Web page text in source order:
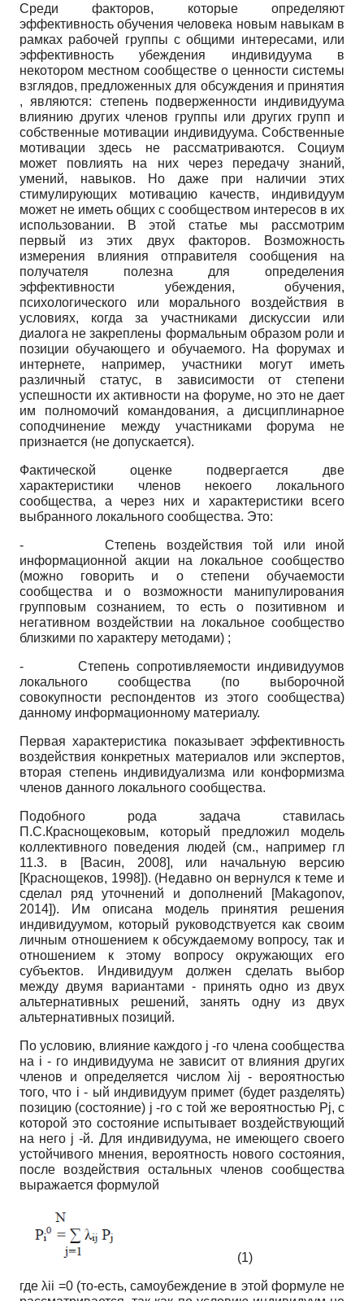
Среди факторов, которые определяют
эффективность обучения человека новым навыкам в
рамках рабочей группы с общими интересами, или
эффективность убеждения индивидуума в
некотором местном сообществе о ценности системы
взглядов, предложенных для обсуждения и принятия
, являются: степень подверженности индивидуума
влиянию других членов группы или других групп и
собственные мотивации индивидуума. Собственные
мотивации здесь не рассматриваются. Социум
может повлиять на них через передачу знаний,
умений, навыков. Но даже при наличии этих
стимулирующих мотивацию качеств, индивидуум
может не иметь общих с сообществом интересов в их
использовании. В этой статье мы рассмотрим
первый из этих двух факторов. Возможность
измерения влияния отправителя сообщения на
получателя полезна для определения
эффективности убеждения, обучения,
психологического или морального воздействия в
условиях, когда за участниками дискуссии или
диалога не закреплены формальным образом роли и
позиции обучающего и обучаемого. На форумах и
интернете, например, участники могут иметь
различный статус, в зависимости от степени
успешности их активности на форуме, но это не дает
им полномочий командования, а дисциплинарное
соподчинение между участниками форума не
признается (не допускается).
Фактической оценке подвергается две
характеристики членов некоего локального
сообщества, а через них и характеристики всего
выбранного локального сообщества. Это:
- Степень воздействия той или иной
информационной акции на локальное сообщество
(можно говорить и о степени обучаемости
сообщества и о возможности манипулирования
групповым сознанием, то есть о позитивном и
негативном воздействии на локальное сообщество
близкими по характеру методами) ;
-Степень сопротивляемости индивидуумов
локального сообщества (по выборочной
совокупности респондентов из этого сообщества)
данному информационному материалу.
Первая характеристика показывает эффективность
воздействия конкретных материалов или экспертов,
вторая степень индивидуализма или конформизма
членов данного локального сообщества.
Подобного рода задача ставилась
П.С.Краснощековым, который предложил модель
коллективного поведения людей (см., например гл
11.3. в
[Васин, 2008], или начальную версию
[Краснощеков, 1998]). (Недавно он вернулся к теме и
сделал ряд уточнений и дополнений
[Makagonov,
2014]). Им описана модель принятия решения
индивидуумом, который руководствуется как своим
личным отношением к обсуждаемому вопросу, так и
отношением к этому вопросу окружающих его
субъектов. Индивидуум должен сделать выбор
между двумя вариантами - принять одно из двух
альтернативных решений, занять одну из двух
альтернативных позиций.
По условию, влияние каждого j -го члена сообщества
на i - го индивидуума не зависит от влияния других
членов и определяется числом λij - вероятностью
того, что i - ый индивидуум примет (будет разделять)
позицию (состояние) j -го с той же вероятностью Pj, с
которой это состояние испытывает воздействующий
на него j -й. Для индивидуума, не имеющего своего
устойчивого мнения, вероятность нового состояния,
после воздействия остальных членов сообщества
выражается формулой
(1)
где λii =0 (то-есть, самоубеждение в этой формуле не